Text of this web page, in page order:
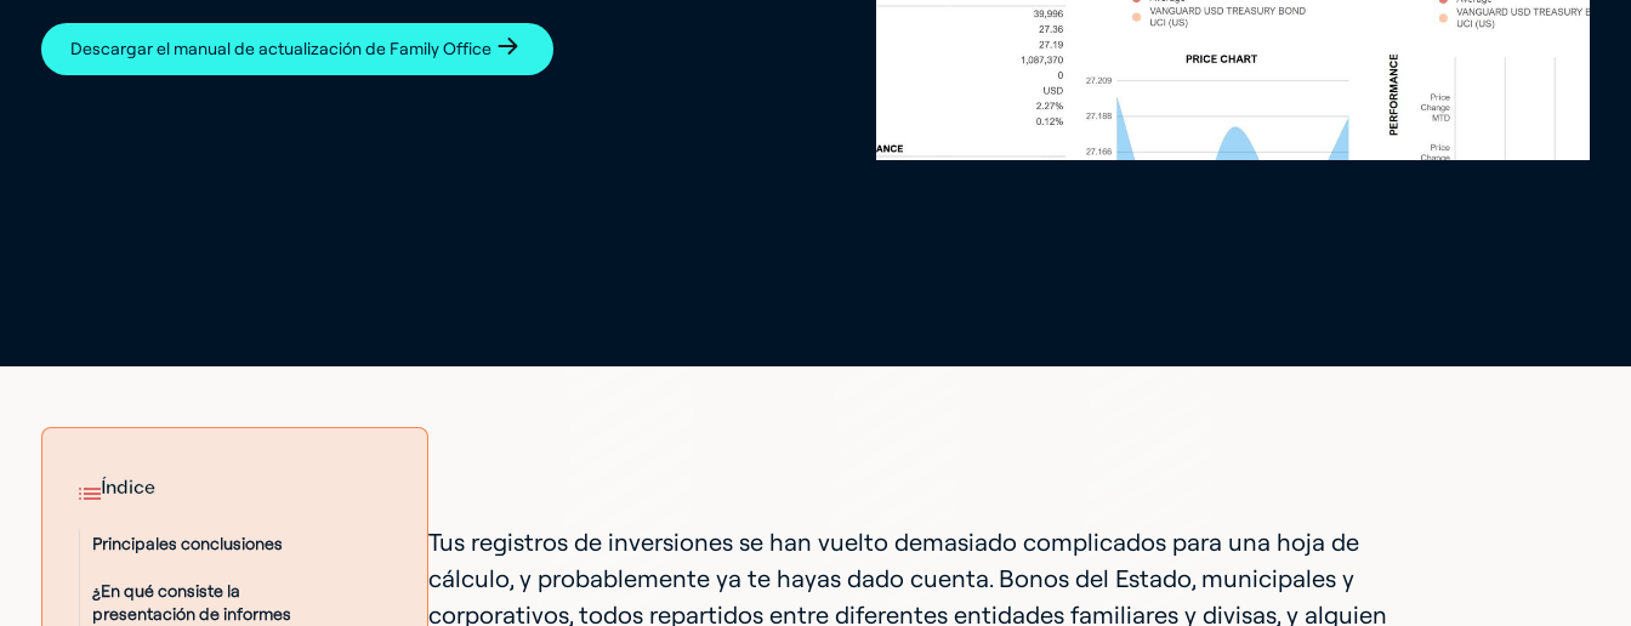
Descargar el manual de actualización de Family Office
Índice
Principales conclusiones
¿En qué consiste la
presentación de informes
Tus registros de inversiones se han vuelto demasiado complicados para una hoja de
cálculo, y probablemente ya te hayas dado cuenta. Bonos del Estado, municipales y
corporativos, todos repartidos entre diferentes entidades familiares y divisas, y alguien